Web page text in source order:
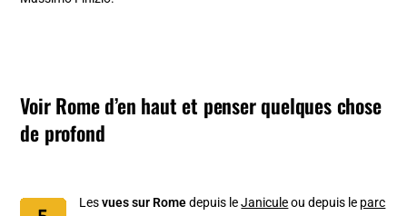
Voir Rome d’en haut et penser quelques chose
de profond
Lesvues sur Romedepuis leJaniculeou depuis le parc